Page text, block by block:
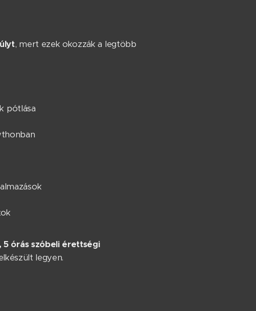
, mert ezek okozzák a legtöbb
pótlása
5 órás szóbeli érettségi
legyen.